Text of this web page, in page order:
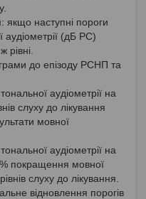
якщо наступні пороги
(дБ PC)
до епізоду РСНП та
аудіометрії на
слуху до лікування
мовної
аудіометрії на
покращення мовної
слуху до лікування.
відновлення порогів